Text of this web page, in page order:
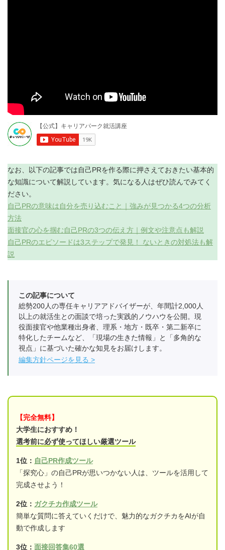
なお、以下の記事では自己PRを作る際に押さえておきたい基本的
な知識について解説しています。気になる人はぜひ読んでみてく
ださい。
自己PRの意味は自分を売り込むこと｜強みが見つかる4つの分析
方法
面接官の心を掴む自己PRの3つの伝え方｜例文や注意点も解説
自己PRのエピソードは3ステップで発見！ ないときの対処法も解
説
この記事について
総勢200人の専任キャリアアドバイザーが、年間計2,000人
以上の就活生との面談で培った実践的ノウハウを公開。現
役面接官や他業種出身者、理系・地方・既卒・第二新卒に
特化したチームなど、「現場の生きた情報」と「多角的な
視点」に基づいた確かな知見をお届けします。
編集方針ページを見る
【完全無料】
大学生におすすめ！
選考前に必ず使ってほしい厳選ツール
1位： 自己PR作成ツール
「探究心」の自己PRが思いつかない人は、ツールを活用して
完成させよう！
2位： ガクチカ作成ツール
簡単な質問に答えていくだけで、魅力的なガクチカをAIが自
動で作成します
3位： 面接回答集60選